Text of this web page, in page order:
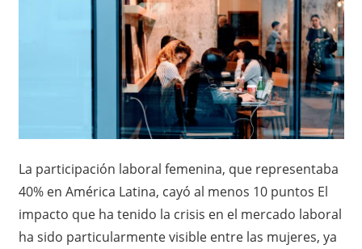
La participación laboral femenina, que representaba
40% en América Latina, cayó al menos 10 puntos El
impacto que ha tenido la crisis en el mercado laboral
ha sido particularmente visible entre las mujeres, ya